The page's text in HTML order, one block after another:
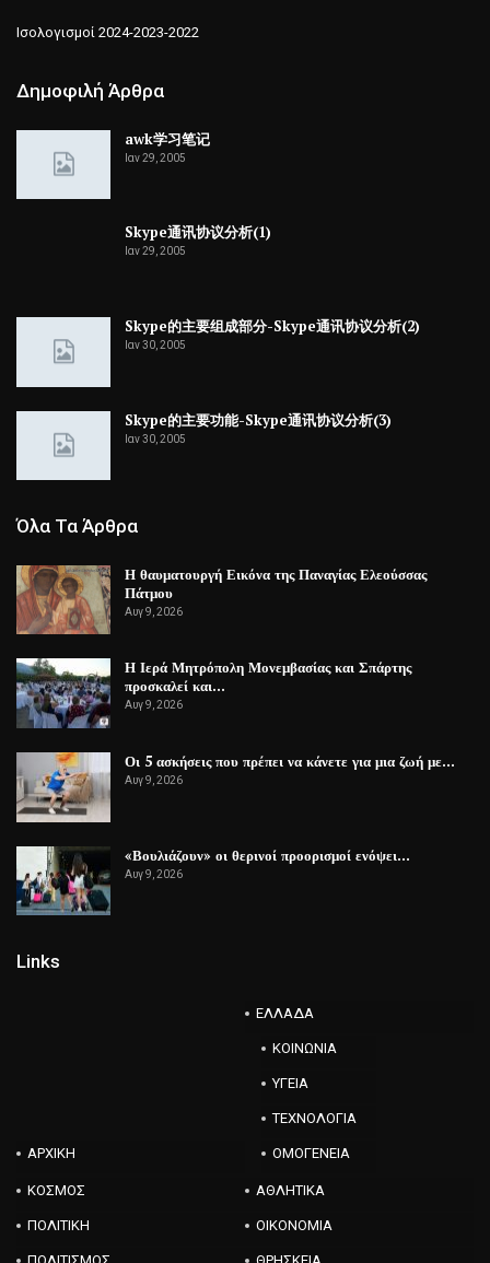
Ισολογισμοί 2024-2023-2022
Δημοφιλή Άρθρα
awk学习笔记
Ιαν 29, 2005
Skype通讯协议分析(1)
Ιαν 29, 2005
Skype的主要组成部分-Skype通讯协议分析(2)
Ιαν 30, 2005
Skype的主要功能-Skype通讯协议分析(3)
Ιαν 30, 2005
Όλα Τα Άρθρα
Η θαυματουργή Εικόνα της Παναγίας Ελεούσσας
Πάτμου
Αυγ 9, 2026
Η Ιερά Μητρόπολη Μονεμβασίας και Σπάρτης
προσκαλεί και…
Αυγ 9, 2026
Οι 5 ασκήσεις που πρέπει να κάνετε για μια ζωή με…
Αυγ 9, 2026
«Βουλιάζουν» οι θερινοί προορισμοί ενόψει…
Αυγ 9, 2026
Links
ΑΡΧΙΚΗ
ΕΛΛΑΔΑ
ΚΟΙΝΩΝΙΑ
ΥΓΕΙΑ
ΤΕΧΝΟΛΟΓΙΑ
ΟΜΟΓΕΝΕΙΑ
ΚΟΣΜΟΣ ΑΘΛΗΤΙΚΑ
ΠΟΛΙΤΙΚΗ ΟΙΚΟΝΟΜΙΑ